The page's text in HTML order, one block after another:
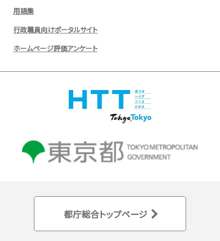
用語集
行政職員向けポータルサイト
ホームページ評価アンケート
都庁総合トップページ